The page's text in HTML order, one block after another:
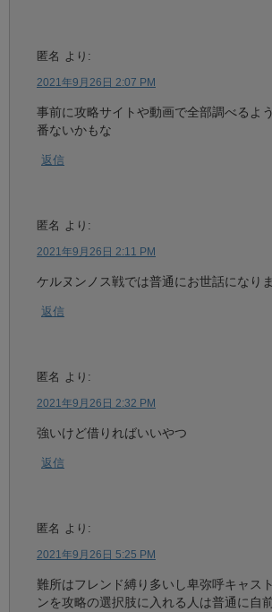
匿名 より:
2021年9月26日 2:07 PM
事前に攻略サイトや動画で全部調べるよ
番ないかもな
返信
匿名 より:
2021年9月26日 2:11 PM
ケルヌンノス戦では普通にお世話になり
返信
匿名 より:
2021年9月26日 2:32 PM
強いけど借りればいいやつ
返信
匿名 より:
2021年9月26日 5:25 PM
難所はフレンド縛り多いし卑弥呼キャス
ンを攻略の選択肢に入れる人は普通に自